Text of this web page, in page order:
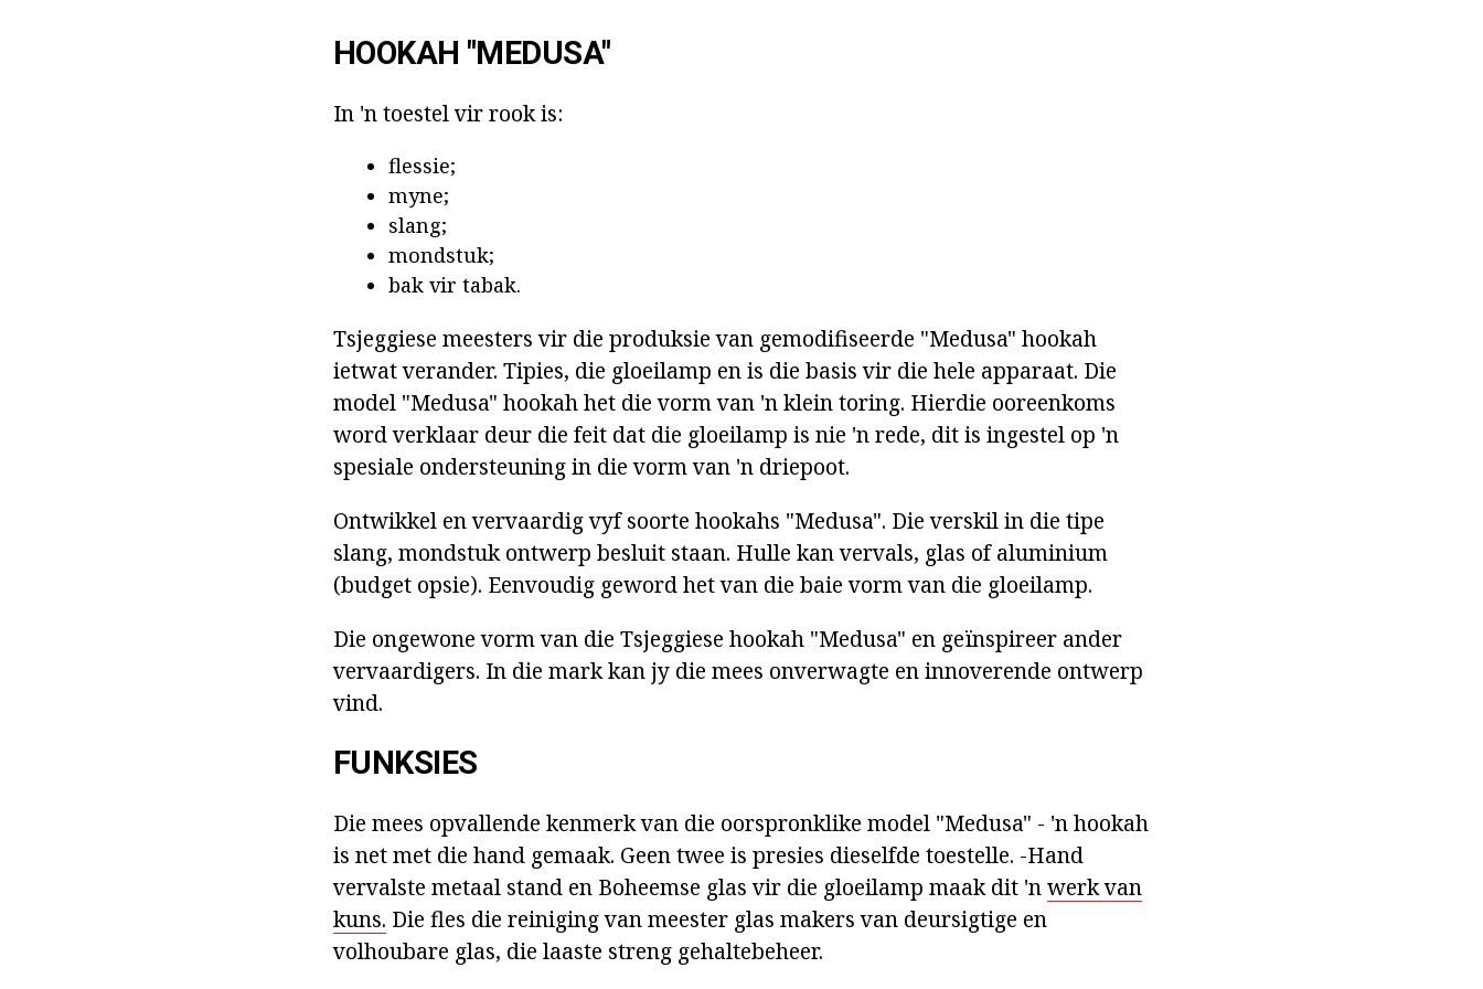
HOOKAH "MEDUSA"
In 'n toestel vir rook is:
flessie;
myne;
slang;
mondstuk;
bak vir tabak.
Tsjeggiese meesters vir die produksie van gemodifiseerde "Medusa" hookah
ietwat verander. Tipies, die gloeilamp en is die basis vir die hele apparaat. Die
model "Medusa" hookah het die vorm van 'n klein toring. Hierdie ooreenkoms
word verklaar deur die feit dat die gloeilamp is nie 'n rede, dit is ingestel op 'n
spesiale ondersteuning in die vorm van 'n driepoot.
Ontwikkel en vervaardig vyf soorte hookahs "Medusa". Die verskil in die tipe
slang, mondstuk ontwerp besluit staan. Hulle kan vervals, glas of aluminium
(budget opsie). Eenvoudig geword het van die baie vorm van die gloeilamp.
Die ongewone vorm van die Tsjeggiese hookah "Medusa" en geïnspireer ander
vervaardigers. In die mark kan jy die mees onverwagte en innoverende ontwerp
vind.
FUNKSIES
Die mees opvallende kenmerk van die oorspronklike model "Medusa" - 'n hookah
is net met die hand gemaak. Geen twee is presies dieselfde toestelle. -Hand
vervalste metaal stand en Boheemse glas vir die gloeilamp maak dit 'nwerk van
kuns. Die fles die reiniging van meester glas makers van deursigtige en
volhoubare glas, die laaste streng gehaltebeheer.